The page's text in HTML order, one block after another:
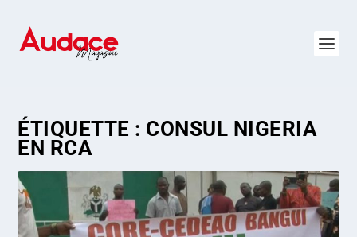
ÉTIQUETTE : CONSUL NIGERIA
EN RCA